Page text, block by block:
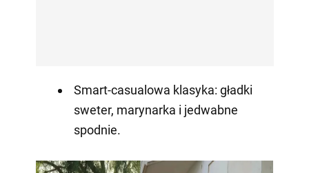
Smart-casualowa klasyka: gładki
sweter, marynarka i jedwabne
spodnie.